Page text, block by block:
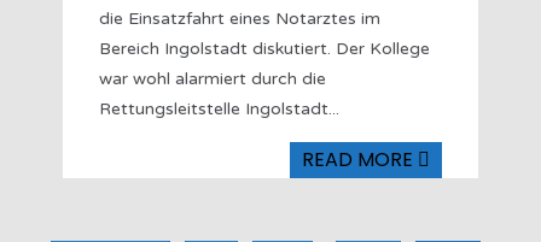
die Einsatzfahrt eines Notarztes im
Bereich Ingolstadt diskutiert. Der Kollege
war wohl alarmiert durch die
Rettungsleitstelle Ingolstadt...
READ MORE